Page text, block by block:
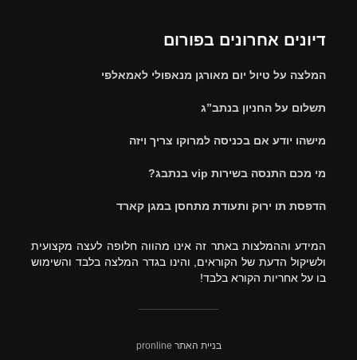
דיונים אחרונים בפורום
המלצה על טיול יום מאורגן מנאפולי לאמאלפי
תשלום על החניון בנתב”ג
מישהו יודע אם בכניסה למרוקו צריך ויזה
מי מכם התנסה בשירות vip בנתבג?
הדפסת תו ירוק ותעודת מתחסן במגן קארד
המידע וההמלצות באתר זה אינו מהווה חלופה לעצה מקצועית
ולשיקול הדעת של הקוראים, והינו בגדר המלצה בלבד והשימוש
בו על אחריות הקורא בלבד!
בניית האתר pronline